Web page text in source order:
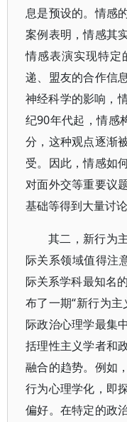
息是预设的。情感
案例表明，情感其
情感表演实现特定
递、盟友的合作信
神经科学的影响，
纪90年代起，情感
分，这种观点逐渐
受。因此，情感如
对面外交等重要议
基础等得到大量讨论
其二，新行为
际关系领域值得注
际关系学科最知名
布了一期“新行为
际政治心理学最集
括理性主义学者和
融合的趋势。例如
行为心理学化，即
偏好。在特定的政